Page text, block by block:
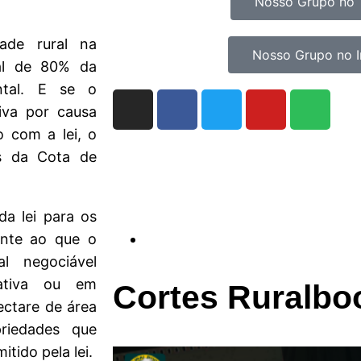
rural na
de 80% da
E se o
por causa
com a lei, o
da Cota de
lei para os
ao que o
negociável
ou em
de área
que
pela lei.
Nosso Grupo no
Cortes